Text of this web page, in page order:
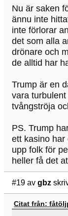
Nu är saken
ännu inte
inte förlorar
det som alla
drönare och
de alltid har
Trump är en
vara
tvångströja
PS. Trump
ett kasino har
upp folk för
heller få det
#19 av gbz
Citat från: